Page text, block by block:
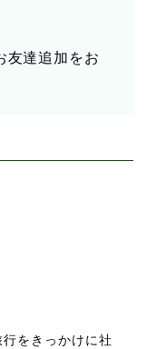
友達追加をお
をきっかけに社